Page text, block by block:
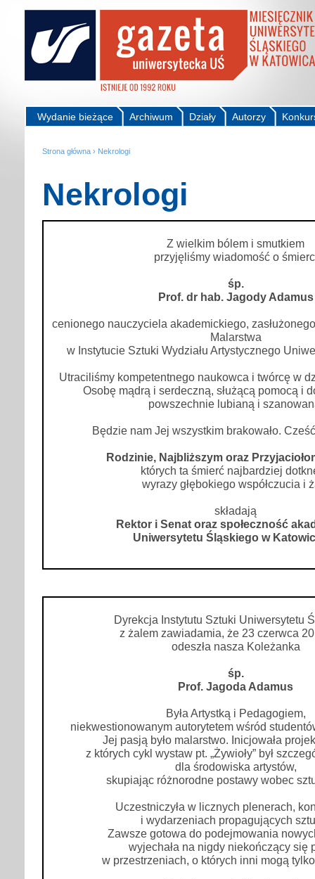
Autorzy
Działy
Archiwum
Wydanie bieżące
Strona główna › Nekrologi
Nekrologi
Z wielkim bólem i smutkiem
przyjęliśmy wiadomość o
śp.
Prof. dr hab. Jagody Adamus
cenionego nauczyciela akademickiego,
Malarstwa
w Instytucie Sztuki Wydziału Artystycznego
Utraciliśmy kompetentnego naukowca i twórcę w
Osobę mądrą i serdeczną, służącą pomocą i
powszechnie lubianą i
Będzie nam Jej wszystkim brakowało.
Rodzinie, Najbliższym oraz
których ta śmierć najbardziej
wyrazy głębokiego współczucia i
składają
Rektor i Senat oraz społeczność
Uniwersytetu Śląskiego w
Dyrekcja Instytutu Sztuki Uniwersytetu
z żalem zawiadamia, że 23 czerwca
odeszła nasza Koleżanka
śp.
Prof. Jagoda Adamus
Była Artystką i Pedagogiem,
niekwestionowanym autorytetem wśród
Jej pasją było malarstwo. Inicjowała
z których cykl wystaw pt. „Żywioły” był
dla środowiska artystów,
skupiając różnorodne postawy wobec
Uczestniczyła w licznych plenerach,
i wydarzeniach propagujących
Zawsze gotowa do podejmowania
wyjechała na nigdy niekończący się
w przestrzeniach, o których inni mogą